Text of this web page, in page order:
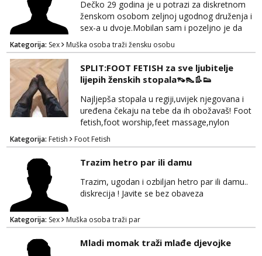
Čekam tvoj poziv!
Tel:064/677-677 - Kod: #72
tel:0,93€ - mob:1,12€ min
Dečko 29 godina je u potrazi za diskretnom
ženskom osobom zeljnoj ugodnog druženja i
sex-a u dvoje.Mobilan sam i pozeljno je da
bude iz Bjelovarske zupanije ili okolice! Ako se
pronalazis u oglasu javi se za brz i diskretan
dogovor na whapp/viber/sms! 099 746 2081
Kategorija: Sex Muška osoba traži žensku osobu
SPLIT:FOOT FETISH za sve ljubitelje
lijepih ženskih stopala👡👠👢👟
Najljepša stopala u regiji,uvijek njegovana i
uređena čekaju na tebe da ih obožavaš! Foot
fetish,foot worship,feet massage,nylon
fetish,trampling... Ponedjeljak-subota:15-
20.30h. Samo za istinske obožavatelje ovog
fetisha,isključivo POZIV. Sex i sl.ISKLJUČENO!
Kategorija: Fetish Foot Fetish
Trazim hetro par ili damu
Trazim, ugodan i ozbiljan hetro par ili damu..
diskrecija ! Javite se bez obaveza
Kategorija: Sex Muška osoba traži par
Mladi momak traži mlađe djevojke